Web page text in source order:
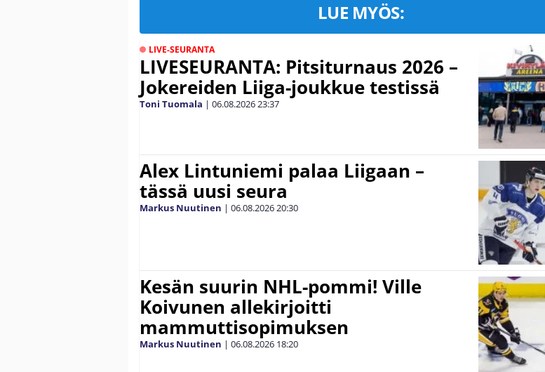
LUE MYÖS:
LIVE-SEURANTA
LIVESEURANTA: Pitsiturnaus 2026 –
Jokereiden Liiga-joukkue testissä
Toni Tuomala | 06.08.202623:37
Alex Lintuniemi palaa Liigaan –
tässä uusi seura
Markus Nuutinen | 06.08.202620:30
Kesän suurin NHL-pommi! Ville
Koivunen allekirjoitti
mammuttisopimuksen
Markus Nuutinen | 06.08.2026 18:20